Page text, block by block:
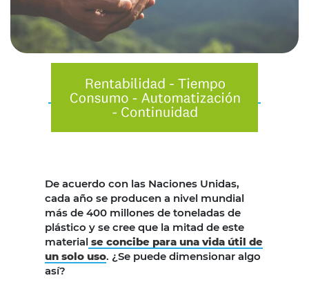
De acuerdo con las Naciones Unidas,
cada año se producen a nivel mundial
más de 400 millones de toneladas de
plástico y se cree que la mitad de este
material se concibe para una vida útil de
un solo uso. ¿Se puede dimensionar algo
así?